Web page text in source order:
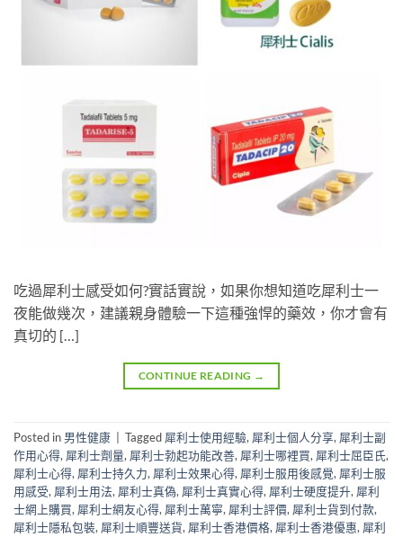
吃過犀利士感受如何?實話實說，如果你想知道吃犀利士一
夜能做幾次，建議親身體驗一下這種強悍的藥效，你才會有
真切的 […]
CONTINUE READING →
Posted in 男性健康 Tagged 犀利士使用經驗, 犀利士個人分享, 犀利士副
作用心得, 犀利士劑量, 犀利士勃起功能改善, 犀利士哪裡買, 犀利士屈臣氏,
犀利士心得, 犀利士持久力, 犀利士效果心得, 犀利士服用後感覺, 犀利士服
用感受, 犀利士用法, 犀利士真偽, 犀利士真實心得, 犀利士硬度提升, 犀利
士網上購買, 犀利士網友心得, 犀利士萬寧, 犀利士評價, 犀利士貨到付款,
犀利士隱私包裝, 犀利士順豐送貨, 犀利士香港價格, 犀利士香港優惠, 犀利